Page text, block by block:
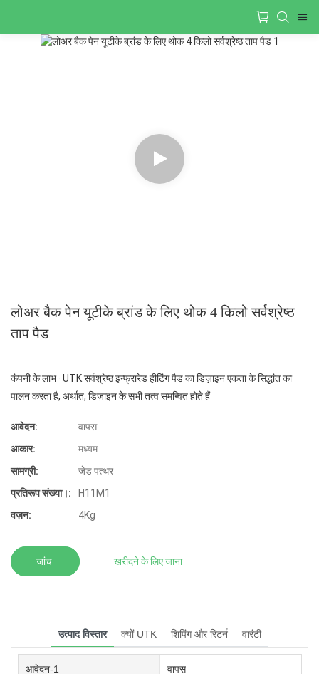
लोअर बैक पेन यूटीके ब्रांड के लिए थोक 4 किलो सर्वश्रेष्ठ
ताप पैड
कंपनी के लाभ · UTK सर्वश्रेष्ठ इन्फ्रारेड हीटिंग पैड का डिज़ाइन एकता के सिद्धांत का
पालन करता है, अर्थात, डिज़ाइन के सभी तत्व समन्वित होते हैं
आवेदन:
वापस
आकार:
मध्यम
सामग्री:
जेड पत्थर
प्रतिरूप संख्या।:
H11M1
वज़न:
4Kg
जांच खरीदने के लिए जाना
उत्पाद विस्तार क्यों UTK शिपिंग और रिटर्न वारंटी
आवेदन-1 वापस